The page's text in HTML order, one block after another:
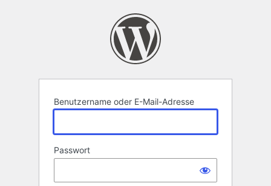
Benutzername oder E-Mail-Adresse
Passwort